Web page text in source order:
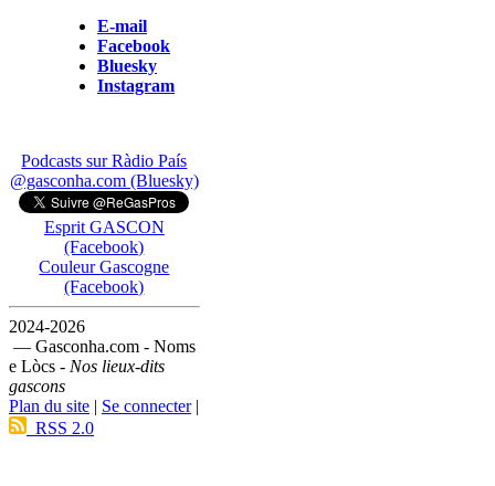
E-mail
Facebook
Bluesky
Instagram
Podcasts sur Ràdio País
@gasconha.com (Bluesky)
Esprit GASCON
(Facebook)
Couleur Gascogne
(Facebook)
2024-2026
— Gasconha.com - Noms
e Lòcs - Nos lieux-dits
gascons
Plan du site | Se connecter|
RSS 2.0